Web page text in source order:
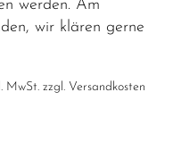
werden. Am
wir klären gerne
MwSt. zzgl. Versandkosten